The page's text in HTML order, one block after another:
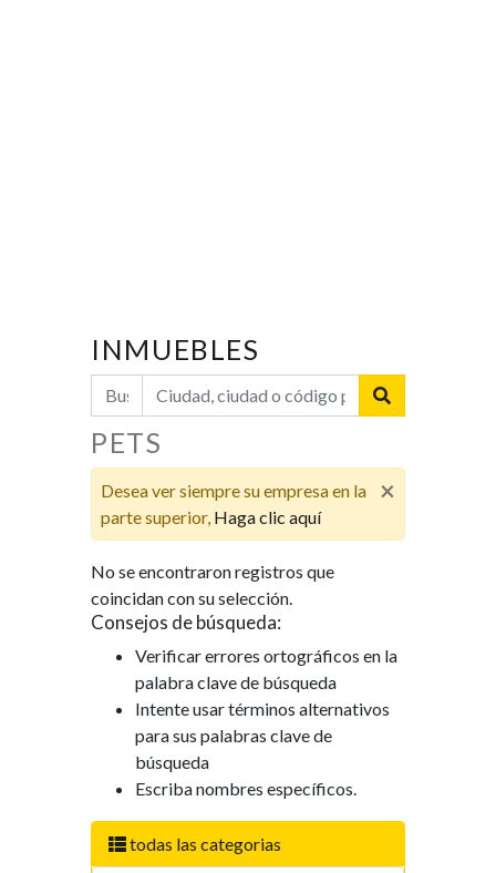
todas las categorias
INMUEBLES
PETS
×
Desea ver siempre su empresa en la
parte superior, Haga clic aquí
No se encontraron registros que
coincidan con su selección.
Consejos de búsqueda:
Verificar errores ortográficos en la
palabra clave de búsqueda
Intente usar términos alternativos
para sus palabras clave de
búsqueda
Escriba nombres específicos.